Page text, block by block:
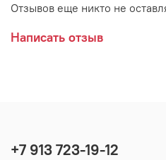
Отделка верха - гардинная
Отзывов еще никто не
Написать отзыв
+7 913 723-19-12